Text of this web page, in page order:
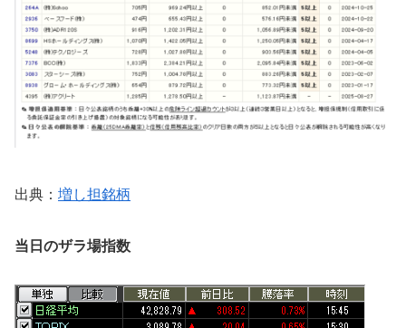
出典： 増し担銘柄
当日のザラ場指数